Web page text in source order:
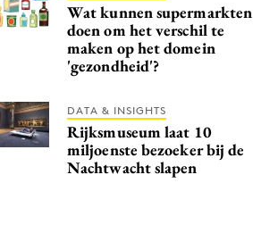
Wat kunnen supermarkten
doen om het verschil te
maken op het domein
'gezondheid'?
DATA & INSIGHTS
Rijksmuseum laat 10
miljoenste bezoeker bij de
Nachtwacht slapen